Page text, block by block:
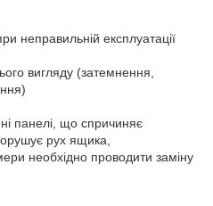
неправильній експлуатації
вигляду (затемнення,
панелі, що спричиняє
рух ящика,
необхідно проводити заміну